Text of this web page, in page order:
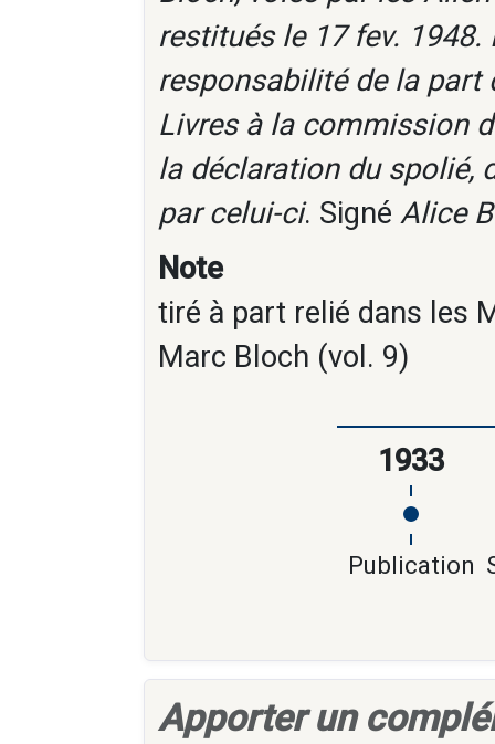
restitués le 17 fev.
responsabilité de la
Livres à la commission
la déclaration du spolié,
par celui-ci. Signé Alice
Note
tiré à part relié dans les
Marc Bloch (vol. 9)
1933
Publication
Apporter un